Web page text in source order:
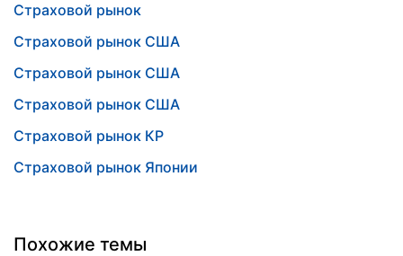
Страховой рынок
Страховой рынок США
Страховой рынок США
Страховой рынок США
Страховой рынок КР
Страховой рынок Японии
Похожие темы